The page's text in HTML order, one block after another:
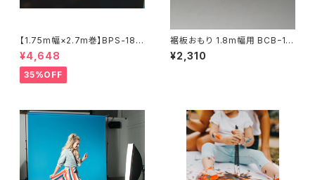
【1.75m幅×2.7m巻】BPS-180
0 廃番色 スーペリア背景紙
¥4,648
35%OFF
裾板おもり 1.8m幅用 BCBｰ18
20
¥2,310